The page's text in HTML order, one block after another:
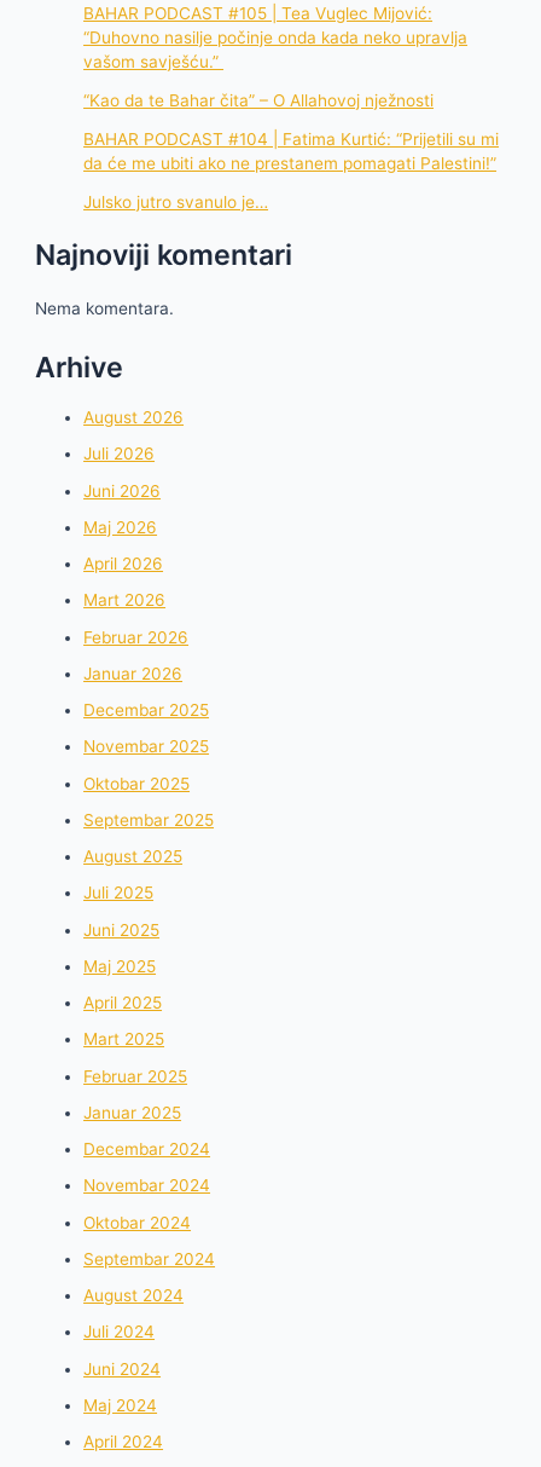
BAHAR PODCAST #105 | Tea Vuglec Mijović:
“Duhovno nasilje počinje onda kada neko upravlja
vašom savješću.”
“Kao da te Bahar čita” – O Allahovoj nježnosti
BAHAR PODCAST #104 | Fatima Kurtić: “Prijetili su mi
da će me ubiti ako ne prestanem pomagati Palestini!”
Julsko jutro svanulo je…
Najnoviji komentari
Nema komentara.
Arhive
August 2026
Juli 2026
Juni 2026
Maj 2026
April 2026
Mart 2026
Februar 2026
Januar 2026
Decembar 2025
Novembar 2025
Oktobar 2025
Septembar 2025
August 2025
Juli 2025
Juni 2025
Maj 2025
April 2025
Mart 2025
Februar 2025
Januar 2025
Decembar 2024
Novembar 2024
Oktobar 2024
Septembar 2024
August 2024
Juli 2024
Juni 2024
Maj 2024
April 2024